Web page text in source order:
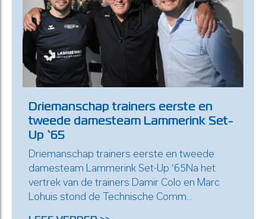
Driemanschap trainers eerste en
tweede damesteam Lammerink Set-
Up ‘65
Driemanschap trainers eerste en tweede
damesteam Lammerink Set-Up ‘65Na het
vertrek van de trainers Damir Colo en Marc
Lohuis stond de Technische Comm...